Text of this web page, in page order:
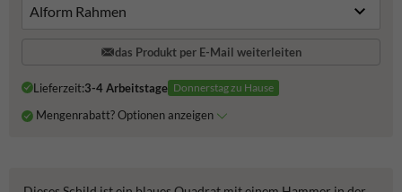
das Produkt per E-Mail weiterleiten
Lieferzeit:3-4 Arbeitstage Donnerstag zu Hause
Mengenrabatt? Optionen anzeigen